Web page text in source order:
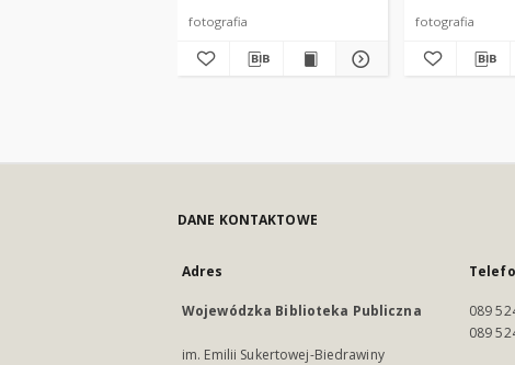
fotografia fotografia
DANE KONTAKTOWE
Adres
Wojewódzka Biblioteka Publiczna
im. Emilii Sukertowej-Biedrawiny
089
089